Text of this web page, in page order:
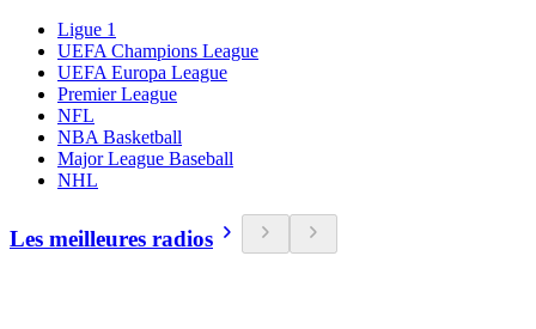
Ligue 1
UEFA Champions League
UEFA Europa League
Premier League
NFL
NBA Basketball
Major League Baseball
NHL
Les meilleures radios